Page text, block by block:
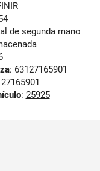
de segunda mano
: 63127165901
: 25925